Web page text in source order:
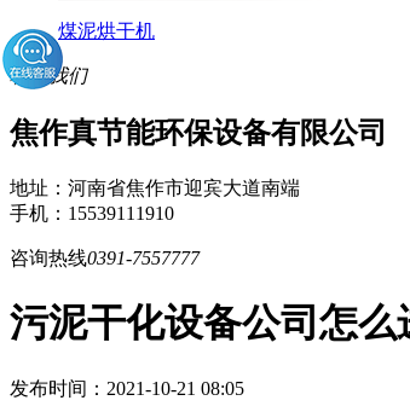
煤泥烘干机
联系我们
焦作真节能环保设备有限公司
地址：河南省焦作市迎宾大道南端
手机：15539111910
咨询热线0391-7557777
污泥干化设备公司怎么
发布时间：2021-10-21 08:05